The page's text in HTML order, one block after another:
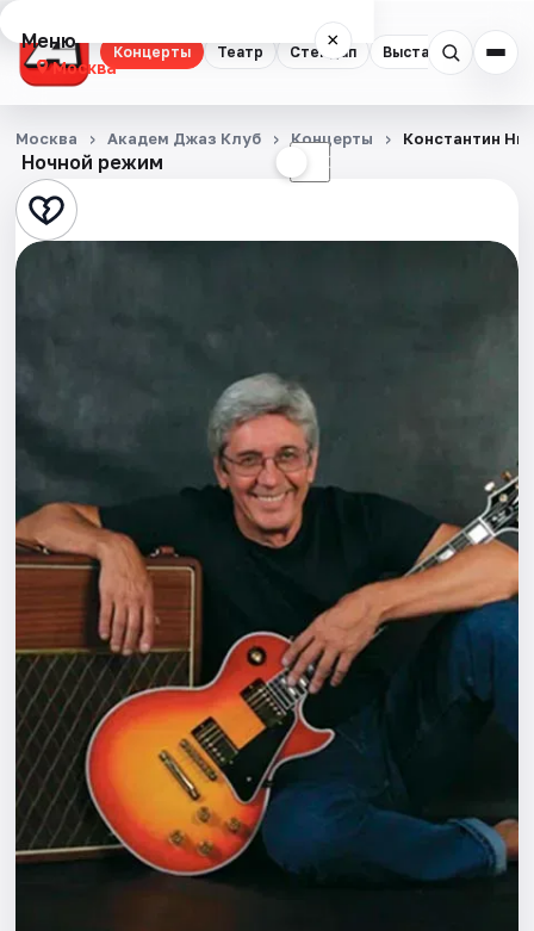
Концерты Театр Стендап Выставки
Меню ×
Москва
Концерты
Театр
Стендап
События
Площадки
Артисты
Рейтинги
Ночной режим ☾
Москва Академ Джаз Клуб Концерты Константин